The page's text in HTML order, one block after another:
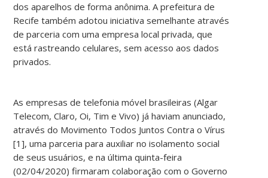
dos aparelhos de forma anônima. A prefeitura de
Recife também adotou iniciativa semelhante através
de parceria com uma empresa local privada, que
está rastreando celulares, sem acesso aos dados
privados.
As empresas de telefonia móvel brasileiras (Algar
Telecom, Claro, Oi, Tim e Vivo) já haviam anunciado,
através do Movimento Todos Juntos Contra o Vírus
[1], uma parceria para auxiliar no isolamento social
de seus usuários, e na última quinta-feira
(02/04/2020) firmaram colaboração com o Governo